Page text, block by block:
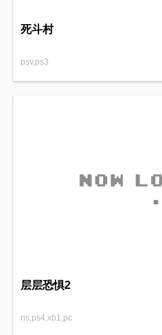
死斗村
psv,ps3
层层恐惧2
ns,ps4,xb1,pc